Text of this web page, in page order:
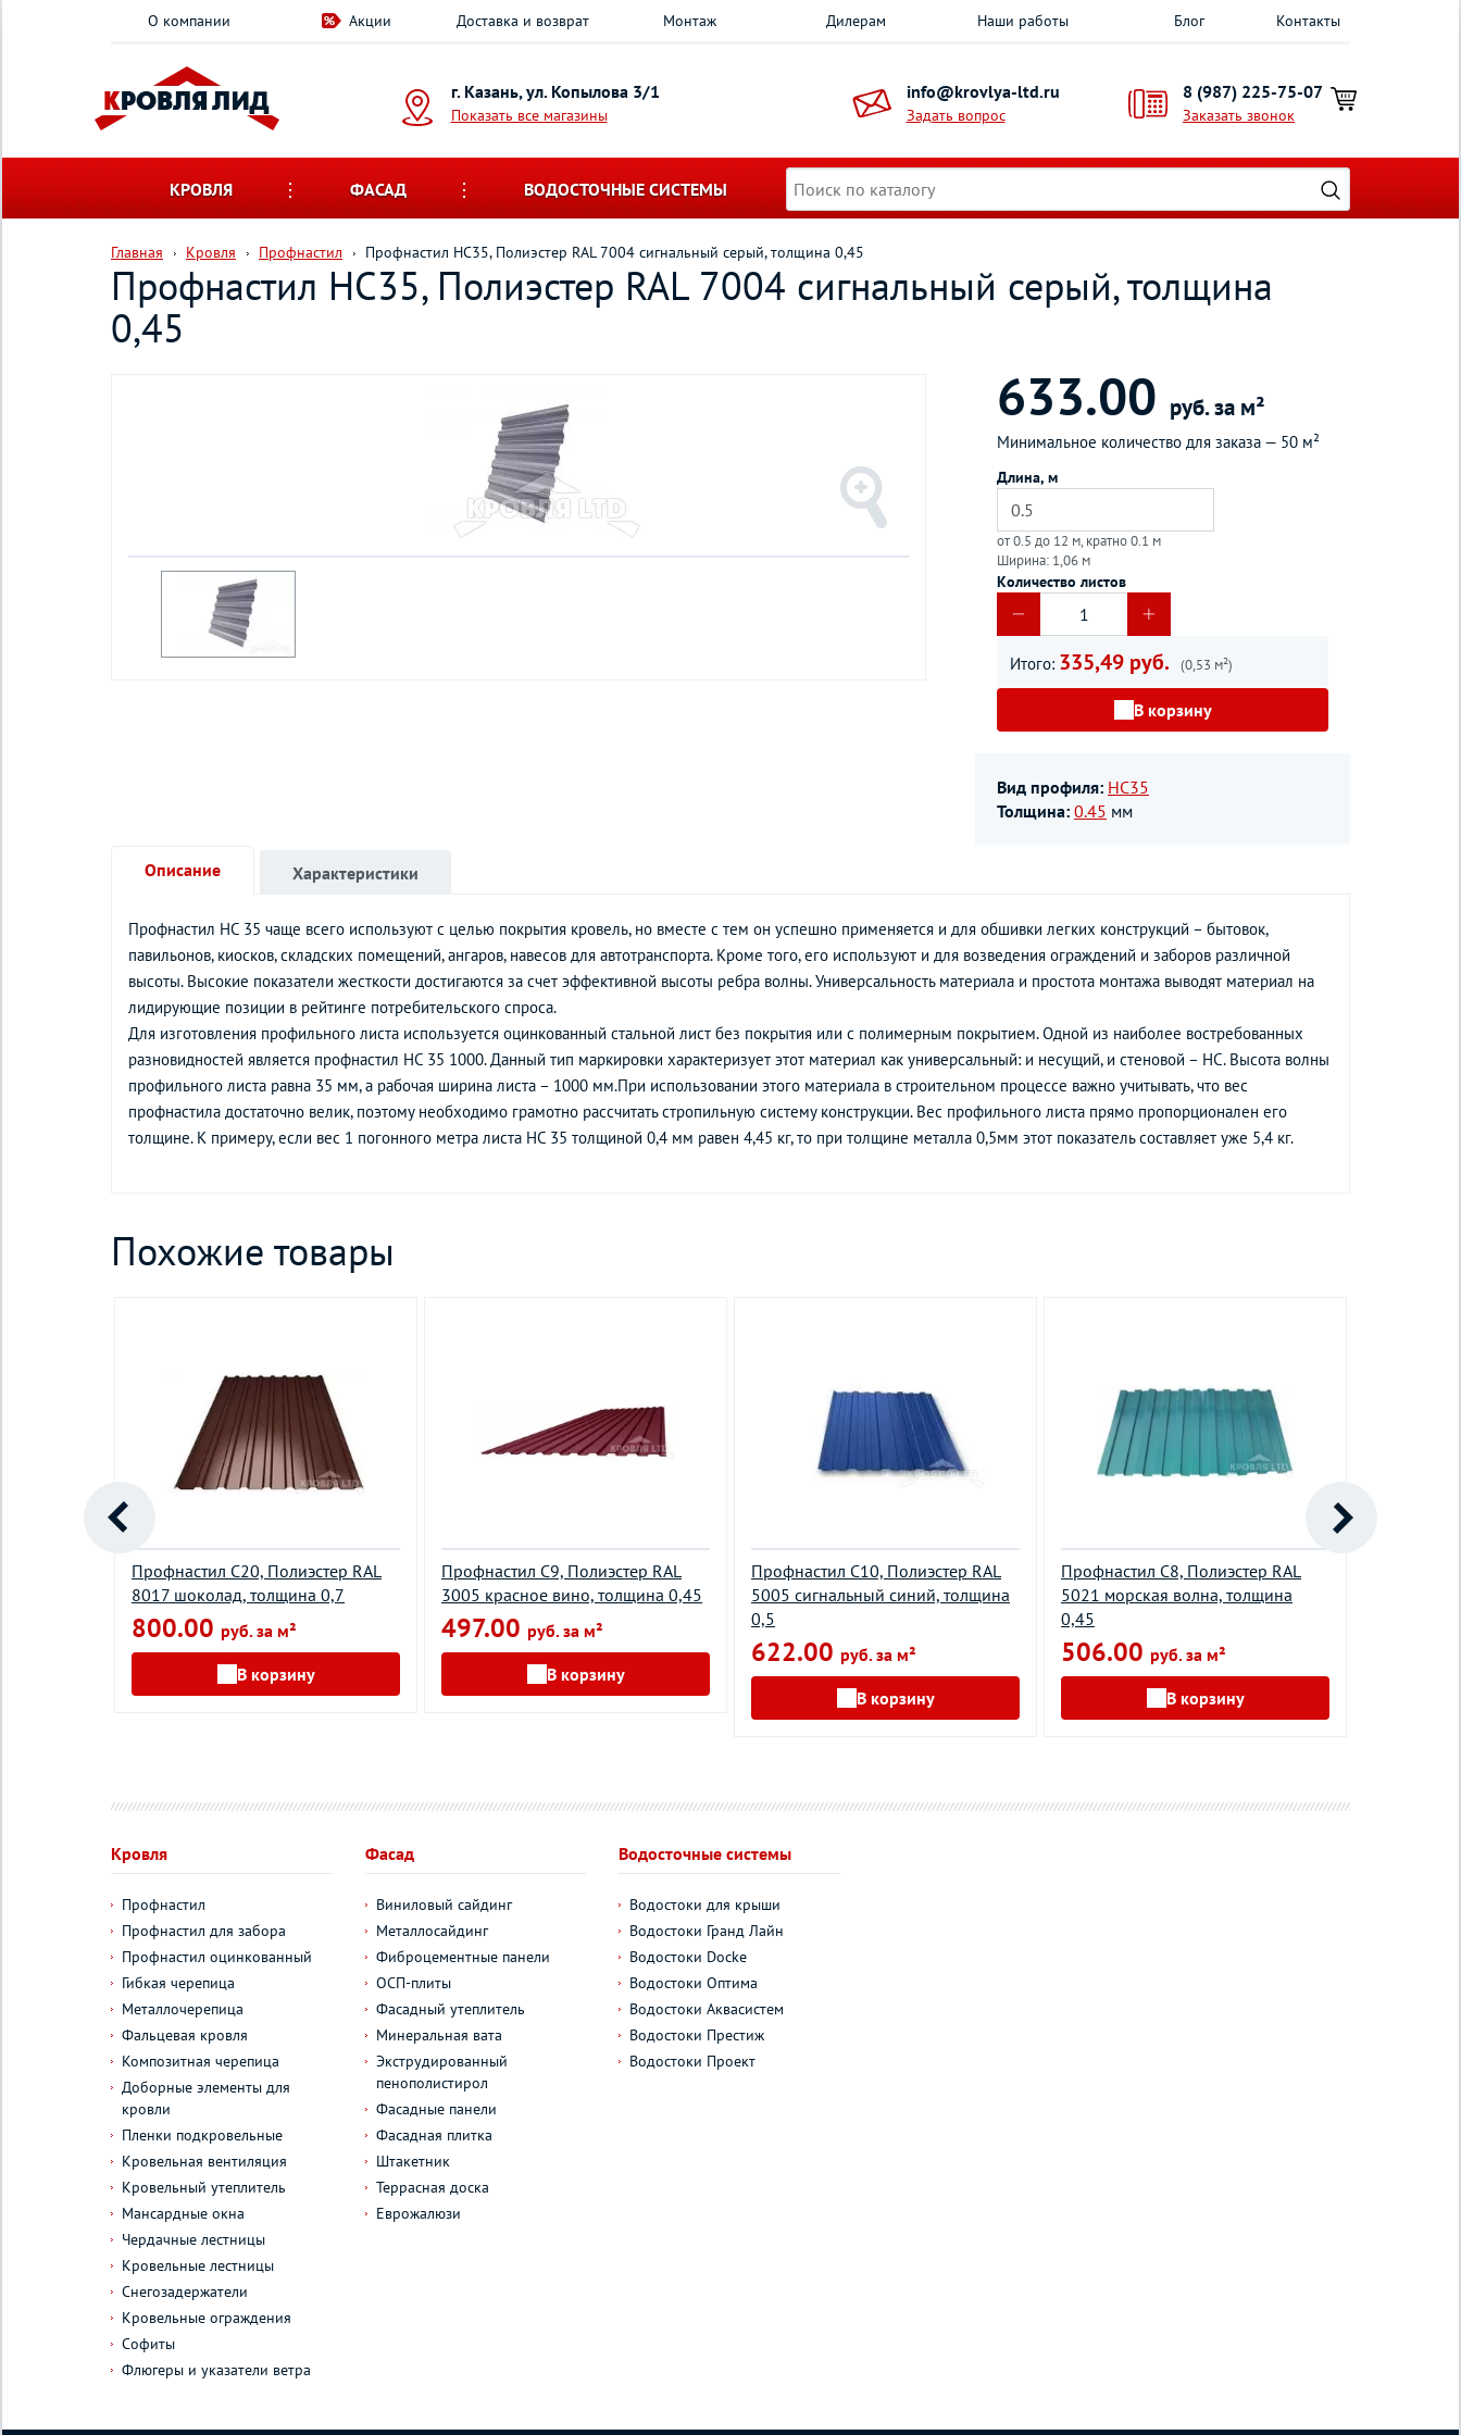
О компании Акции Доставка и возврат Монтаж Дилерам Наши работы Блог Контакты
г. Казань, ул. Копылова 3/1
Показать все магазины
info@krovlya-ltd.ru
Задать вопрос
8 (987) 225-75-07
Заказать звонок
КРОВЛЯ ФАСАД ВОДОСТОЧНЫЕ СИСТЕМЫ
Главная Кровля Профнастил Профнастил НС35, Полиэстер RAL 7004 сигнальный серый, толщина 0,45
Профнастил НС35, Полиэстер RAL 7004 сигнальный серый, толщина
0,45
633.00 руб. за м²
Минимальное количество для заказа — 50 м²
Длина, м
от 0.5 до 12 м, кратно 0.1 м
Ширина: 1,06 м
Количество листов
Итого: 335,49 руб. (0,53 м²)
В корзину
Вид профиля: НС35
Толщина: 0.45 мм
Описание
Профнастил НС 35 чаще всего используют с целью покрытия кровель, но вместе с тем он успешно применяется и для обшивки легких конструкций – бытовок,
павильонов, киосков, складских помещений, ангаров, навесов для автотранспорта. Кроме того, его используют и для возведения ограждений и заборов различной
высоты. Высокие показатели жесткости достигаются за счет эффективной высоты ребра волны. Универсальность материала и простота монтажа выводят материал на
лидирующие позиции в рейтинге потребительского спроса.
Для изготовления профильного листа используется оцинкованный стальной лист без покрытия или с полимерным покрытием. Одной из наиболее востребованных
разновидностей является профнастил НС 35 1000. Данный тип маркировки характеризует этот материал как универсальный: и несущий, и стеновой – НС. Высота волны
профильного листа равна 35 мм, а рабочая ширина листа – 1000 мм.При использовании этого материала в строительном процессе важно учитывать, что вес
профнастила достаточно велик, поэтому необходимо грамотно рассчитать стропильную систему конструкции. Вес профильного листа прямо пропорционален его
толщине. К примеру, если вес 1 погонного метра листа НС 35 толщиной 0,4 мм равен 4,45 кг, то при толщине металла 0,5мм этот показатель составляет уже 5,4 кг.
Характеристики
Похожие товары
Профнастил С20, Полиэстер RAL
8017 шоколад, толщина 0,7
800.00 руб. за м²
В корзину
Профнастил С9, Полиэстер RAL
3005 красное вино, толщина 0,45
497.00 руб. за м²
В корзину
Профнастил С10, Полиэстер RAL
5005 сигнальный синий, толщина
0,5
622.00 руб. за м²
В корзину
Профнастил С8, Полиэстер RAL
5021 морская волна, толщина
0,45
506.00 руб. за м²
В корзину
Кровля
Профнастил
Профнастил для забора
Профнастил оцинкованный
Гибкая черепица
Металлочерепица
Фальцевая кровля
Композитная черепица
Доборные элементы для
кровли
Пленки подкровельные
Кровельная вентиляция
Кровельный утеплитель
Мансардные окна
Чердачные лестницы
Кровельные лестницы
Снегозадержатели
Кровельные ограждения
Софиты
Флюгеры и указатели ветра
Фасад
Виниловый сайдинг
Металлосайдинг
Фиброцементные панели
ОСП-плиты
Фасадный утеплитель
Минеральная вата
Экструдированный
пенополистирол
Фасадные панели
Фасадная плитка
Штакетник
Террасная доска
Еврожалюзи
Водосточные системы
Водостоки для крыши
Водостоки Гранд Лайн
Водостоки Docke
Водостоки Оптима
Водостоки Аквасистем
Водостоки Престиж
Водостоки Проект